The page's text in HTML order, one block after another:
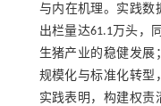
与内在机理。实践数
出栏量达61.1万头，
生猪产业的稳健发展
规模化与标准化转型
实践表明，构建权责